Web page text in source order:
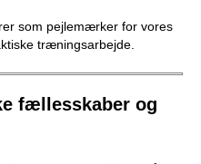
som pejlemærker for vores
træningsarbejde.
fællesskaber og